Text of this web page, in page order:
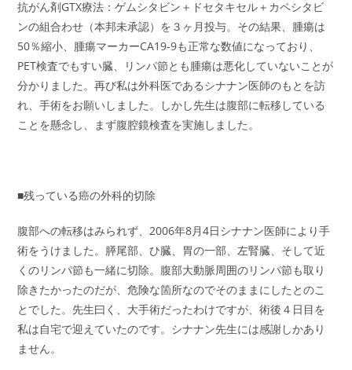
抗がん剤GTX療法：ゲムシタビン＋ドセタキセル＋カペシタビ
ンの組合わせ（本邦未承認）を３ヶ月投与。その結果、腫瘍は
50％縮小、腫瘍マーカーCA19-9も正常な数値になっており、
PET検査でもすい臓、リンパ節とも腫瘍は悪化していないことが
分かりました。再び私は外科医であるシナナン医師のもとを訪
れ、手術をお願いしました。しかし先生は腹部に転移している
ことを懸念し、まず腹腔鏡検査を実施しました。
■残っている癌の外科的切除
腹部への転移はみられず、2006年8月4日シナナン医師により手
術をうけました。膵尾部、ひ臓、胃の一部、左腎臓、そして近
くのリンパ節も一緒に切除。腹部大動脈周囲のリンパ節も取り
除きたかったのだが、危険な箇所なのでそのままにしたとのこ
とでした。先生曰く、大手術だったわけですが、術後４日目を
私は自宅で迎えていたのです。シナナン先生には感謝しかあり
ません。